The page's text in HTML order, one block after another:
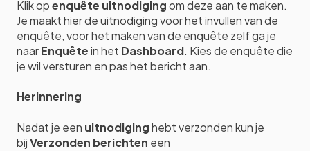
Klik openquête uitnodigingom deze aan te maken.
Je maakt hier de uitnodiging voor het invullen van de
enquête, voor het maken van de enquête zelf ga je
naarEnquêtein het Dashboard. Kies de enquête die
je wil versturen en pas het bericht aan.
Herinnering
Nadat je een uitnodiginghebt verzonden kun je
bijVerzonden berichten een